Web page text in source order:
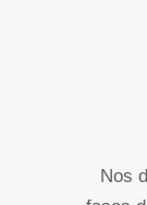
Nos